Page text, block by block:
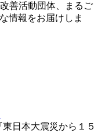
善活動団体、まるご
情報をお届けしま
日本大震災から１５